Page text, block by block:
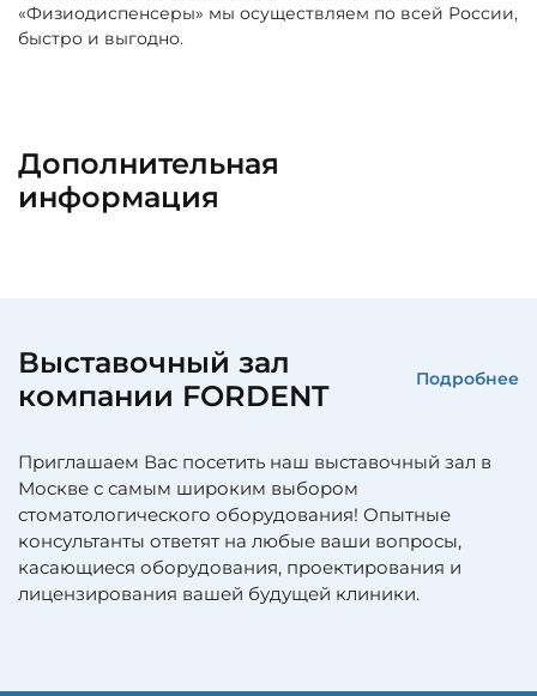
«Физиодиспенсеры» мы осуществляем по всей России,
быстро и выгодно.
Дополнительная
информация
Выставочный зал
компании FORDENT
Подробнее
Приглашаем Вас посетить наш выставочный зал в
Москве с самым широким выбором
стоматологического оборудования! Опытные
консультанты ответят на любые ваши вопросы,
касающиеся оборудования, проектирования и
лицензирования вашей будущей клиники.